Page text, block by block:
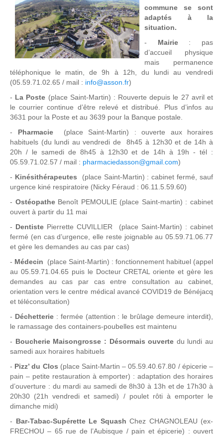
commune se sont
adaptés à la
situation.
- Mairie: pas
d’accueil physique
mais permanence
téléphonique le matin, de 9h à 12h, du lundi au vendredi
(05.59.71.02.65 / mail : info@asson.fr)
- La Poste (place Saint-Martin) : Rouverte depuis le 27 avril et
le courrier continue d’être relevé et distribué. Plus d’infos au
3631 pour la Poste et au 3639 pour la Banque postale.
- Pharmacie
(place Saint-Martin) : ouverte aux horaires
habituels (du lundi au vendredi de 8h45 à 12h30 et de 14h à
20h / le samedi de 8h45 à 12h30 et de 14h à 19h - tél :
05.59.71.02.57 / mail : pharmaciedasson@gmail.com)
- Kinésithérapeutes (place Saint-Martin) : cabinet fermé, sauf
urgence kiné respiratoire (Nicky Féraud : 06.11.5.59.60)
- OstéopatheBenoît PEMOULIE (place Saint-martin) : cabinet
ouvert à partir du 11 mai
- Dentiste Pierrette CUVILLIER (place Saint-Martin) : cabinet
fermé (en cas d’urgence, elle reste joignable au 05.59.71.06.77
et gère les demandes au cas par cas)
- Médecin
(place Saint-Martin) : fonctionnement habituel (appel
au 05.59.71.04.65 puis le Docteur CRETAL oriente et gère les
demandes au cas par cas entre consultation au cabinet,
orientation vers le centre médical avancé COVID19 de Bénéjacq
et téléconsultation)
- Déchetterie: fermée (attention : le brûlage demeure interdit),
le ramassage des containers-poubelles est maintenu
- Boucherie Maisongrosse : Désormais ouverte du lundi au
samedi aux horaires habituels
- Pizz’ du Clos (place Saint-Martin – 05.59.40.67.80 / épicerie –
pain – petite restauration à emporter) : adaptation des horaires
d’ouverture : du mardi au samedi de 8h30 à 13h et de 17h30 à
20h30 (21h vendredi et samedi) / poulet rôti à emporter le
dimanche midi)
- Bar-Tabac-Supérette Le Squash Chez CHAGNOLEAU (ex-
FRECHOU – 65 rue de l’Aubisque / pain et épicerie) : ouvert